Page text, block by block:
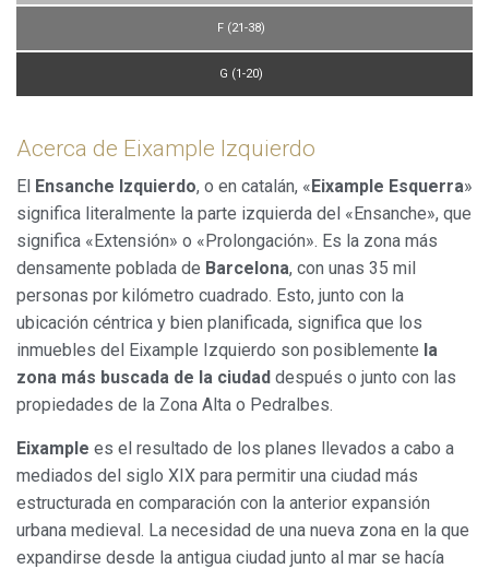
F (21-38)
G (1-20)
Acerca de Eixample Izquierdo
El Ensanche Izquierdo, o en catalán, «Eixample Esquerra»
significa literalmente la parte izquierda del «Ensanche», que
significa «Extensión» o «Prolongación». Es la zona más
densamente poblada de Barcelona, con unas 35 mil
personas por kilómetro cuadrado. Esto, junto con la
ubicación céntrica y bien planificada, significa que los
inmuebles del Eixample Izquierdo son posiblemente la
zona más buscada de la ciudad después o junto con las
propiedades de la Zona Alta o Pedralbes.
Eixample es el resultado de los planes llevados a cabo a
mediados del siglo XIX para permitir una ciudad más
estructurada en comparación con la anterior expansión
urbana medieval. La necesidad de una nueva zona en la que
expandirse desde la antigua ciudad junto al mar se hacía
utiliza en la medición de la actividad de la web para la
elaboración de perfiles de navegación de los usuarios con
el fin de introducir mejoras en función del análisis de los
datos de uso que hacen los usuarios del servicio. Permiten
guardar la información de preferencia del usuario para
mejorar la calidad de nuestros servicios y para ofrecer una
Estas cookies son utilizadas para almacenar información
sobre las preferencias y elecciones personales del usuario
a través de la observación continuada de sus hábitos de
navegación. Gracias a ellas, podemos conocer los hábitos
de navegación en el sitio web y mostrar publicidad
relacionada con el perfil de navegación del usuario.